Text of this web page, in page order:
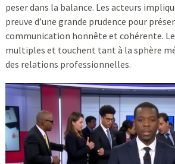
peser dans la balance. Les acteurs
preuve d’une grande prudence pour
communication honnête et cohérente.
multiples et touchent tant à la sphère
des relations professionnelles.